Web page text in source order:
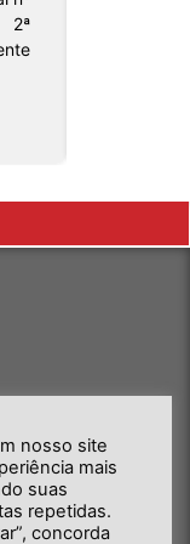
Macrorregião do
Brasil …
nosso site
mais
suas
repetidas.
concorda